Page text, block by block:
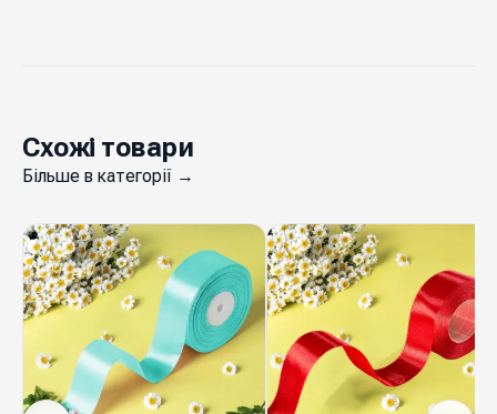
Схожі товари
Більше в категорії →